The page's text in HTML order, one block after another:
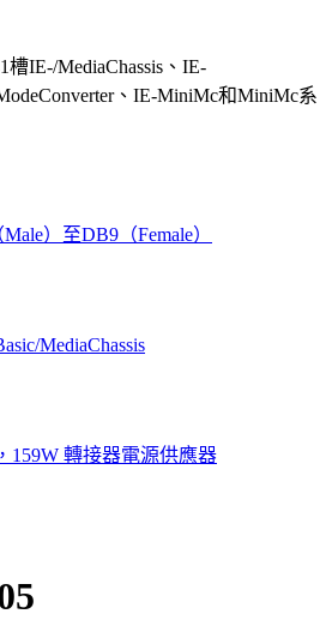
IE-/MediaChassis、IE-
、IE-MiniMc和MiniMc系
）至DB9（Female）
MediaChassis
159W 轉接器電源供應器